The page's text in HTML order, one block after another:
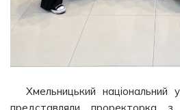
Хмельницький національний